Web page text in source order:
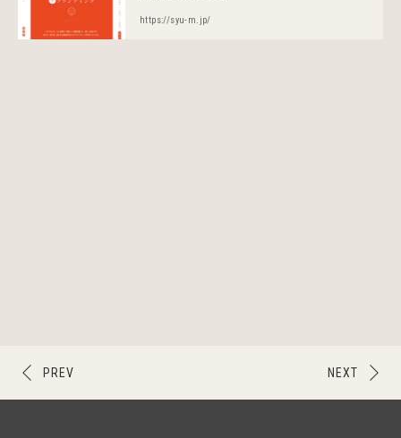
https://syu-m.jp/
NEXT
PREV